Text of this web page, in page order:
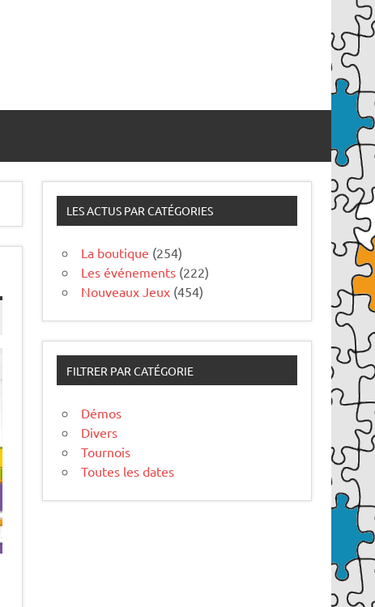
LES ACTUS PAR CATÉGORIES
La boutique (254)
Les événements (222)
Nouveaux Jeux (454)
FILTRER PAR CATÉGORIE
Démos
Divers
Tournois
Toutes les dates